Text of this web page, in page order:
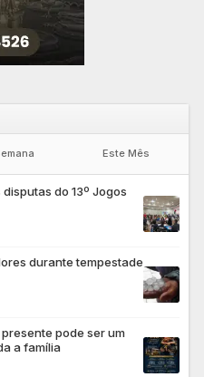
Este Mês
do 13º Jogos
durante tempestade
pode ser um
a família